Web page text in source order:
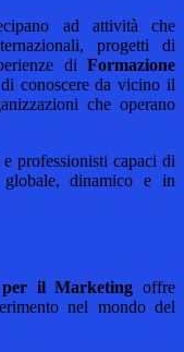
ad attività che
progetti di
diFormazione
conoscere da vicino il
che operano
professionisti capaci di
dinamico e in
per il Marketing offre
nel mondo del